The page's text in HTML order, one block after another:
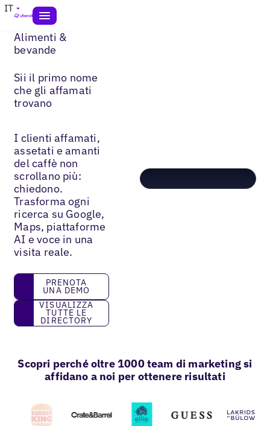
IT
Alimenti &
bevande
Sii il primo nome
che gli affamati
trovano
I clienti affamati,
assetati e amanti
del caffè non
scrollano più:
chiedono.
Trasforma ogni
ricerca su Google,
Maps, piattaforme
AI e voce in una
visita reale.
prenota una demo
PRENOTA
UNA DEMO
Visualizza tutte le directory
VISUALIZZA
TUTTE LE
DIRECTORY
Scopri perché oltre 1000 team di marketing si
affidano a noi per ottenere risultati